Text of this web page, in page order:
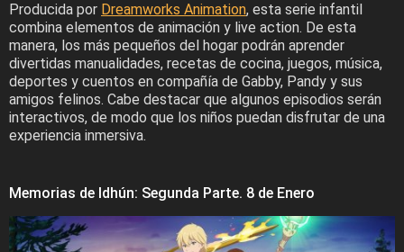
Producida por Dreamworks Animation, esta serie infantil
combina elementos de animación y live action. De esta
manera, los más pequeños del hogar podrán aprender
divertidas manualidades, recetas de cocina, juegos, música,
deportes y cuentos en compañía de Gabby, Pandy y sus
amigos felinos. Cabe destacar que algunos episodios serán
interactivos, de modo que los niños puedan disfrutar de una
experiencia inmersiva.
Memorias de Idhún: Segunda Parte. 8 de Enero